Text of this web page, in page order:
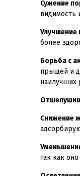
Сужение
видимость
Улучшение
более
Борьба с
прыщей и
наилучших
Снижение
так как